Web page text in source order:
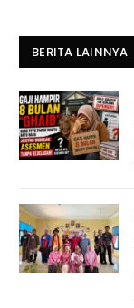
BERITA LAINNYA